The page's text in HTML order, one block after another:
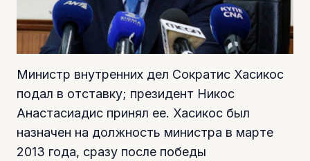
Министр внутренних дел Сократис Хасикос
подал в отставку; президент Никос
Анастасиадис принял ее. Хасикос был
назначен на должность министра в марте
2013 года, сразу после победы